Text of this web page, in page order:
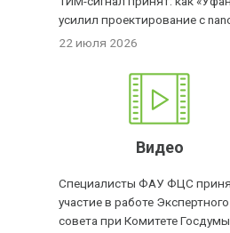
усилил проектирование с
22 июля 2026
Видео
Специалисты ФАУ ФЦС
участие в работе Экспертного
совета при Комитете